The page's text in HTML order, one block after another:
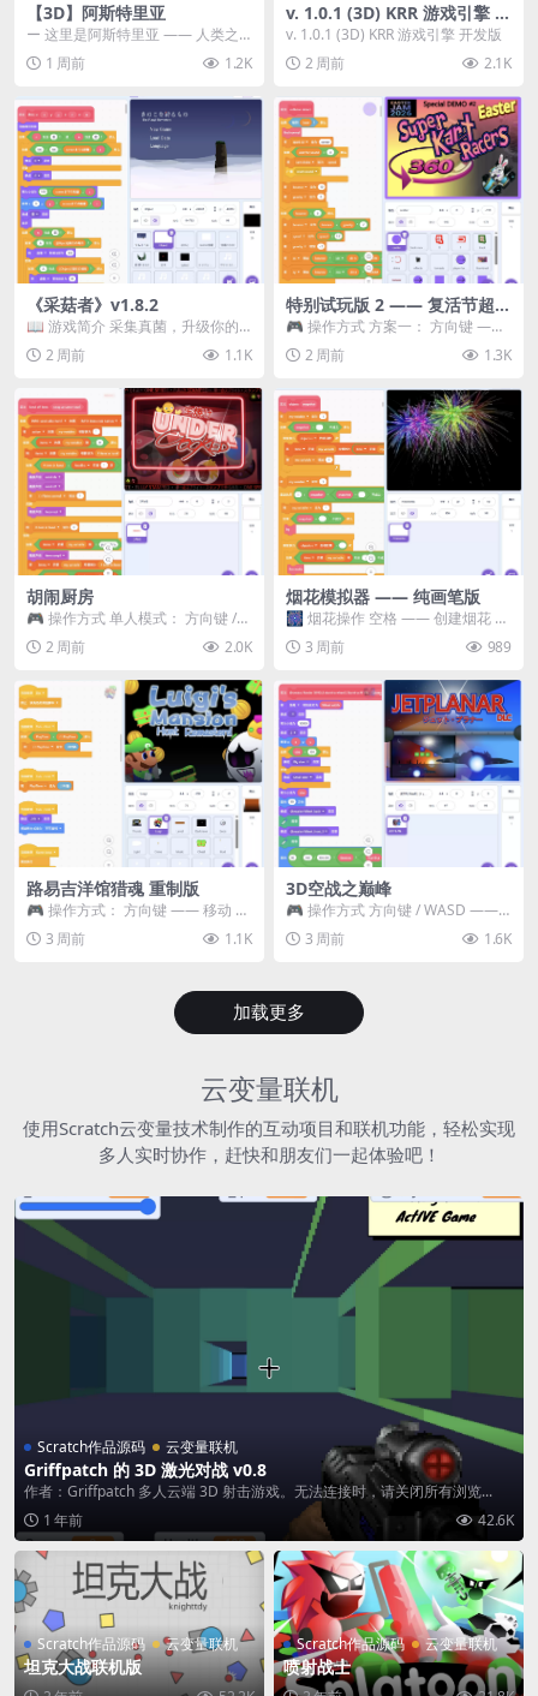
【3D】阿斯特里亚
ー 这里是阿斯特里亚 —— 人类之
罪与未来希望交汇之地 📖 游戏简
介 《阿斯特里...
1 周前 1.2K
v. 1.0.1 (3D) KRR 游戏引擎 开
发版
v. 1.0.1 (3D) KRR 游戏引擎 开发版
2 周前
2.1K
《采菇者》v1.8.2
📖 游戏简介 采集真菌，升级你的
机体，并前往未知领域探索。 这是
一款静谧的探索冒...
2 周前 1.1K
特别试玩版 2 —— 复活节超级
卡丁车赛
🎮 操作方式 方案一： 方向键 ——
移动 Z —— 跳跃 / 漂移 方案二： ...
2 周前 1.3K
胡闹厨房
🎮 操作方式 单人模式： 方向键 /
WASD —— 移动 Z / K —— 抓...
2 周前 2.0K
烟花模拟器 —— 纯画笔版
🎆 烟花操作 空格 —— 创建烟花 1
~ 3 —— 切换烟花类型 普通烟花
嘶...3 周前 989
路易吉洋馆猎魂 重制版
🎮 操作方式： 方向键 —— 移动 &
跳跃 空格 —— 打开宝箱 将你...
3 周前 1.1K
3D空战之巅峰
🎮 操作方式 方向键 / WASD ——
移动 Z / K —— 射击 / 攻击...
3 周前 1.6K
加载更多
云变量联机
使用Scratch云变量技术制作的互动项目和联机功能，轻松实现
多人实时协作，赶快和朋友们一起体验吧！
Scratch作品源码 云变量联机
Griffpatch 的 3D 激光对战 v0.8
作者：Griffpatch 多人云端 3D 射击游戏。无法连接时，请关闭所有浏览...
1 年前
42.6K
Scratch作品源码 云变量联机
坦克大战联机版
Scratch作品源码 云变量联机
喷射战士